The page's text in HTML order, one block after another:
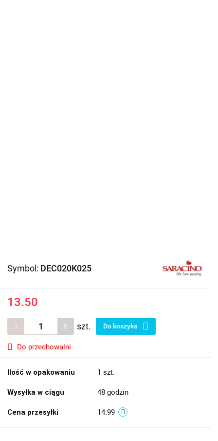
Symbol: DEC020K025
13.50
szt. Do koszyka
Do przechowalni
Ilość w opakowaniu 1 szt.
Wysyłka w ciągu 48 godzin
Cena przesyłki 14.99